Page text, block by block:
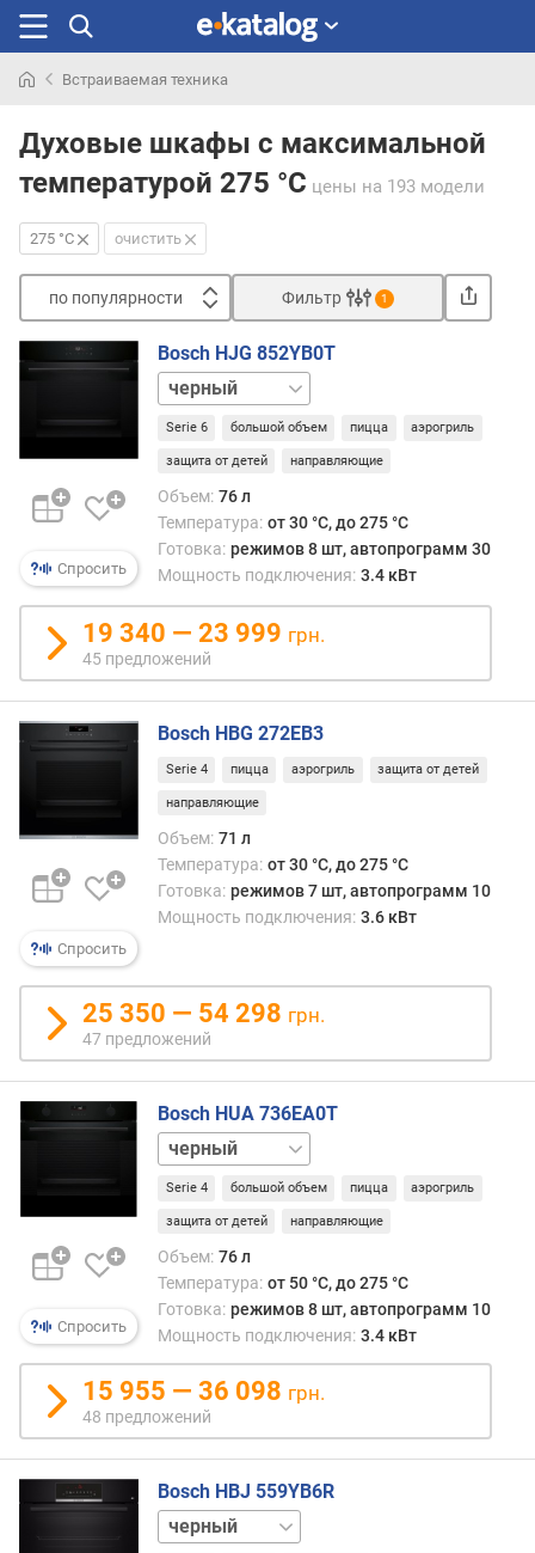
раньше
Встраиваемая техника
Духовые шкафы с максимальной
температурой 275 °C цены на 193 модели
275 °C очистить
по популярности
п
п
у
л
р
н
с
и
о
д
ш
е
в
х
к
о
г
и
т
д
о
о
г
и
х
к
д
ш
Фильтр 1
Спросить
Bosch HJG 852YB0T
белый
графит
нержавейка
Serie 6 большой объем пицца аэрогриль
защита от детей направляющие
Объем: 76 л
Температура: от 30 °C, до 275 °C
Готовка: режимов 8 шт, автопрограмм 30
Мощность подключения: 3.4 кВт
19 340 — 23 999 грн.
45 предложений
Спросить
Bosch HBG 272EB3
Serie 4 пицца аэрогриль защита от детей
направляющие
Объем: 71 л
Температура: от 30 °C, до 275 °C
Готовка: режимов 7 шт, автопрограмм 10
Мощность подключения: 3.6 кВт
25 350 — 54 298 грн.
47 предложений
Спросить
Bosch HUA 736EA0T
белый
графит
нержавейка
Serie 4 большой объем пицца аэрогриль
защита от детей направляющие
Объем: 76 л
Температура: от 50 °C, до 275 °C
Готовка: режимов 8 шт, автопрограмм 10
Мощность подключения: 3.4 кВт
15 955 — 36 098 грн.
48 предложений
Bosch HBJ 559YB6R
белый